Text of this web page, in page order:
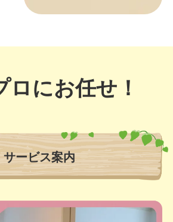
ロにお任せ！
サービス案内